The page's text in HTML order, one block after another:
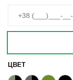
ЦВЕТ